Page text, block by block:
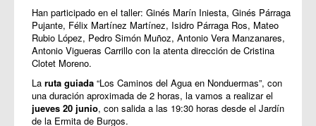
Han participado en el taller: Ginés Marín Iniesta, Ginés Párraga
Pujante, Félix Martínez Martínez, Isidro Párraga Ros, Mateo
Rubio López, Pedro Simón Muñoz, Antonio Vera Manzanares,
Antonio Vigueras Carrillo con la atenta dirección de Cristina
Clotet Moreno.
La ruta guiada “Los Caminos del Agua en Nonduermas”, con
una duración aproximada de 2 horas, la vamos a realizar el
jueves 20 junio, con salida a las 19:30 horas desde el Jardín
de la Ermita de Burgos.